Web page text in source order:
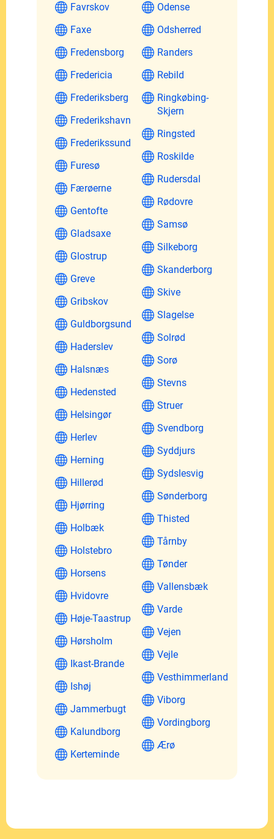
Favrskov
Faxe
Fredensborg
Fredericia
Frederiksberg
Frederikshavn
Frederikssund
Furesø
Færøerne
Gentofte
Gladsaxe
Glostrup
Greve
Gribskov
Guldborgsund
Haderslev
Halsnæs
Hedensted
Helsingør
Herlev
Herning
Hillerød
Hjørring
Holbæk
Holstebro
Horsens
Hvidovre
Høje-Taastrup
Hørsholm
Ikast-Brande
Ishøj
Jammerbugt
Kalundborg
Kerteminde
Odense
Odsherred
Randers
Rebild
Ringkøbing-
Skjern
Ringsted
Roskilde
Rudersdal
Rødovre
Samsø
Silkeborg
Skanderborg
Skive
Slagelse
Solrød
Sorø
Stevns
Struer
Svendborg
Syddjurs
Sydslesvig
Sønderborg
Thisted
Tårnby
Tønder
Vallensbæk
Varde
Vejen
Vejle
Vesthimmerland
Viborg
Vordingborg
Ærø